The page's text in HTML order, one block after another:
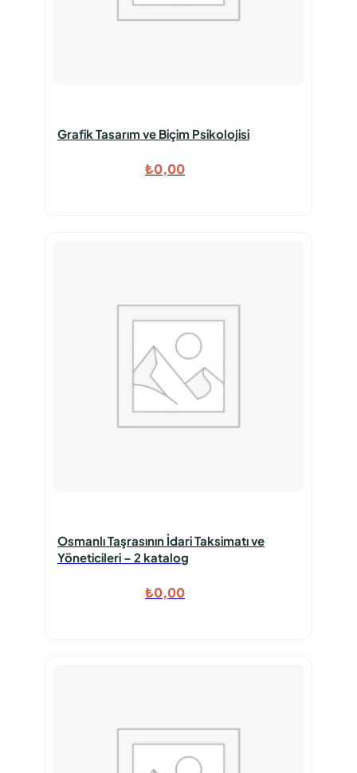
Grafik Tasarım ve Biçim Psikolojisi
₺0,00
Osmanlı Taşrasının İdari Taksimatı ve
Yöneticileri – 2 katalog
₺0,00